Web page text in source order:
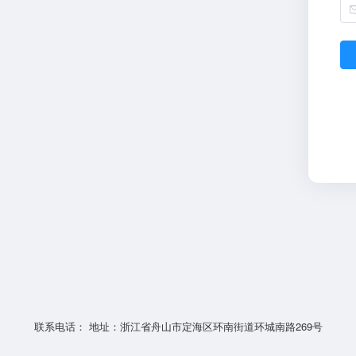
联系电话： 地址：浙江省舟山市定海区环南街道环城南路269号